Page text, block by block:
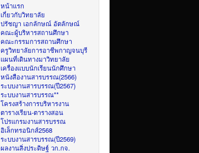
หน้าแรก
เกี่ยวกับวิทยาลัย
ปรัชญา เอกลักษณ์ อัตลักษณ์
คณะผู้บริหารสถานศึกษา
คณะกรรมการสถานศึกษา
ครูวิทยาลัยการอาชีพกาญจนบุรี
แผนที่เดินทางมาวิทยาลัย
เครื่องแบบนักเรียนนักศึกษา
หนังสืองานสารบรรณ(2566)
ระบบงานสารบรรณ(ปี2567)
ระบบงานสารบรรณ**
โครงสร้างการบริหารงาน
ตารางเรียน-ตารางสอน
โปรแกรมงานสารบรรณ
อิเล็กทรอนิกส์2568
ระบบงานสารบรรณ(ปี2569)
ผลงานสิ่งประดิษฐ์ วก.กจ.